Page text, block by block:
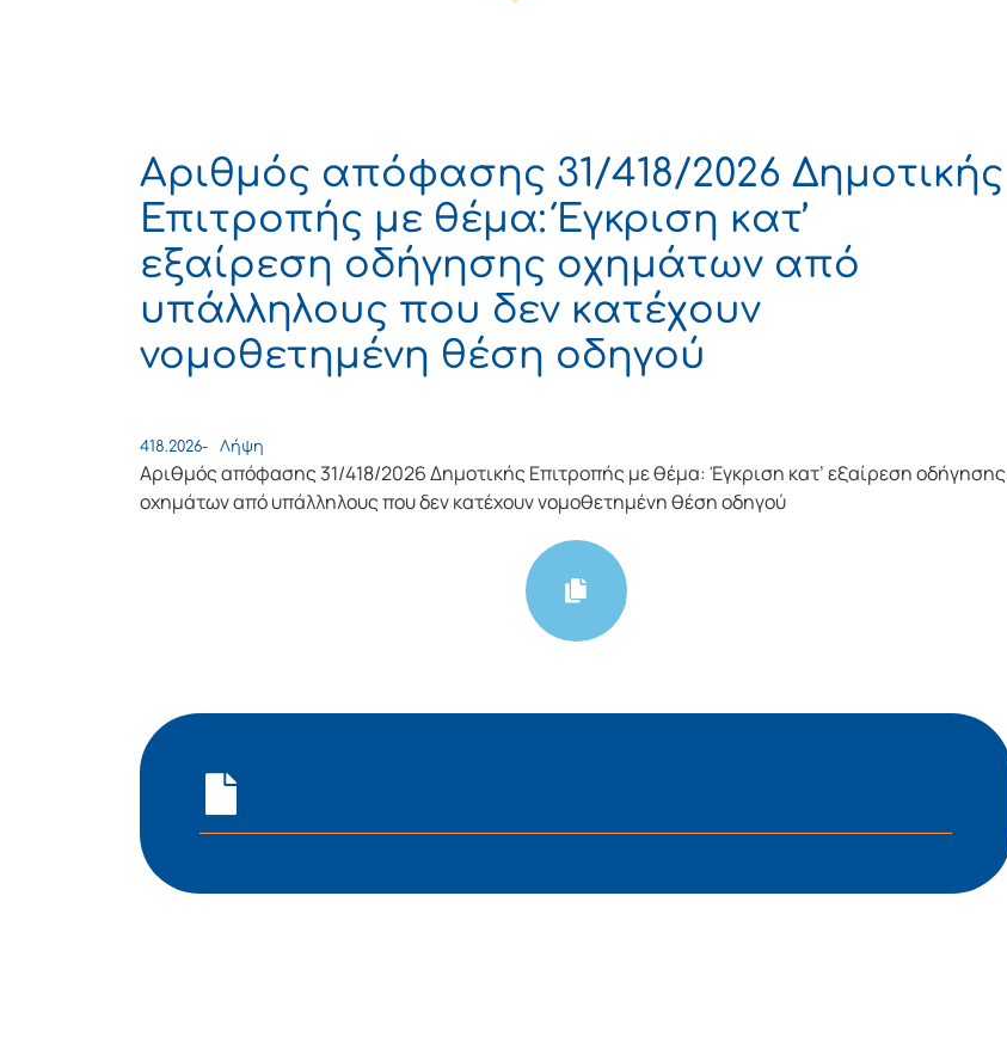
Αριθμός απόφασης 31/418/2026 Δημοτικής
Επιτροπής με θέμα: Έγκριση κατ’
εξαίρεση οδήγησης οχημάτων από
υπάλληλους που δεν κατέχουν
νομοθετημένη θέση οδηγού
418.2026- Λήψη
Αριθμός απόφασης 31/418/2026 Δημοτικής Επιτροπής με θέμα: Έγκριση κατ’ εξαίρεση οδήγησης
οχημάτων από υπάλληλους που δεν κατέχουν νομοθετημένη θέση οδηγού